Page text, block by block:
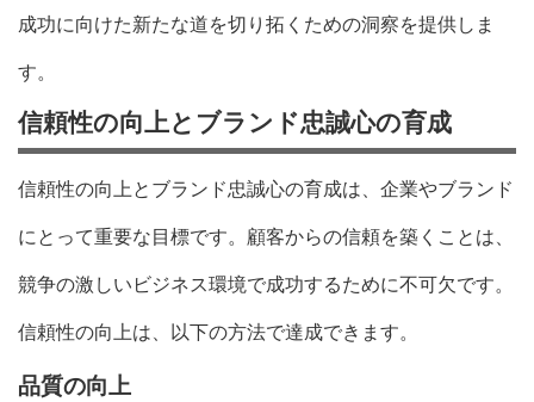
成功に向けた新たな道を切り拓くための洞察を提供しま
す。
信頼性の向上とブランド忠誠心の育成
信頼性の向上とブランド忠誠心の育成は、企業やブランド
にとって重要な目標です。顧客からの信頼を築くことは、
競争の激しいビジネス環境で成功するために不可欠です。
信頼性の向上は、以下の方法で達成できます。
品質の向上